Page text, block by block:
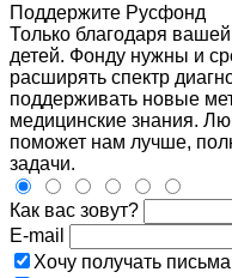
Поддержите Русфонд
Только благодаря
детей. Фонду нужны и
расширять спектр
поддерживать новые
медицинские знания.
поможет нам лучше,
задачи.
Как вас зовут?
E-mail
Хочу получать